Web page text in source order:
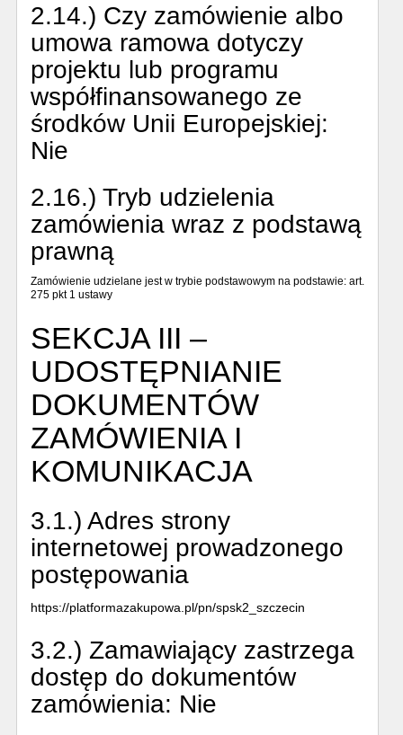
2.14.) Czy zamówienie albo
umowa ramowa dotyczy
projektu lub programu
współfinansowanego ze
środków Unii Europejskiej:
Nie
2.16.) Tryb udzielenia
zamówienia wraz z podstawą
prawną
Zamówienie udzielane jest w trybie podstawowym na podstawie: art.
275 pkt 1 ustawy
SEKCJA III –
UDOSTĘPNIANIE
DOKUMENTÓW
ZAMÓWIENIA I
KOMUNIKACJA
3.1.) Adres strony
internetowej prowadzonego
postępowania
https://platformazakupowa.pl/pn/spsk2_szczecin
3.2.) Zamawiający zastrzega
dostęp do dokumentów
zamówienia: Nie